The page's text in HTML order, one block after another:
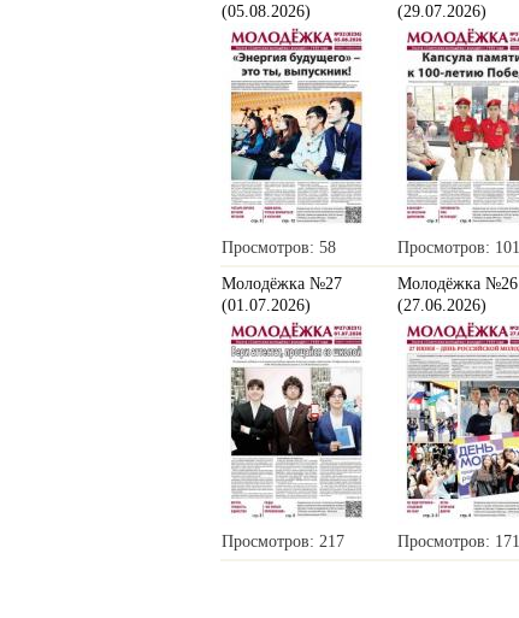
(05.08.2026)
Просмотров: 58
(29.07.2026)
Просмотров: 101
Молодёжка №27
(01.07.2026)
Просмотров: 217
Молодёжка №26
(27.06.2026)
Просмотров: 171